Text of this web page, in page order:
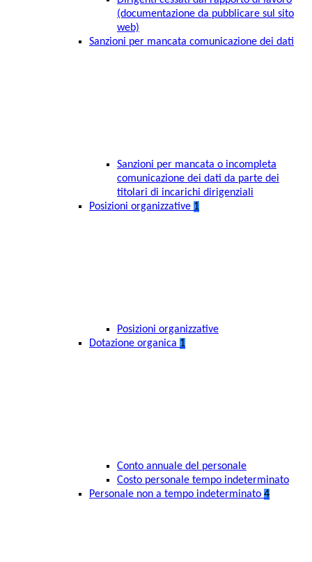
(documentazione da pubblicare sul sito
web)
Sanzioni per mancata comunicazione dei dati
Sanzioni per mancata o incompleta
comunicazione dei dati da parte dei
titolari di incarichi dirigenziali
Posizioni organizzative 1
Posizioni organizzative
Dotazione organica 1
Conto annuale del personale
Costo personale tempo indeterminato
Personale non a tempo indeterminato 4